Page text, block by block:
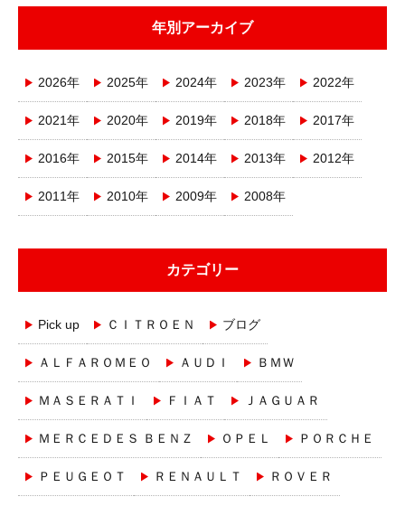
年別アーカイブ
2026年 2025年 2024年 2023年 2022年
2021年 2020年 2019年 2018年 2017年
2016年 2015年 2014年 2013年 2012年
2011年 2010年 2009年 2008年
カテゴリー
Pick up ＣＩＴＲＯＥＮ ブログ
ＡＬＦＡＲＯＭＥＯ ＡＵＤＩ ＢＭＷ
ＭＡＳＥＲＡＴＩ ＦＩＡＴ ＪＡＧＵＡＲ
ＭＥＲＣＥＤＥＳ ＢＥＮＺ ＯＰＥＬ ＰＯＲＣＨＥ
ＰＥＵＧＥＯＴ ＲＥＮＡＵＬＴ ＲＯＶＥＲ